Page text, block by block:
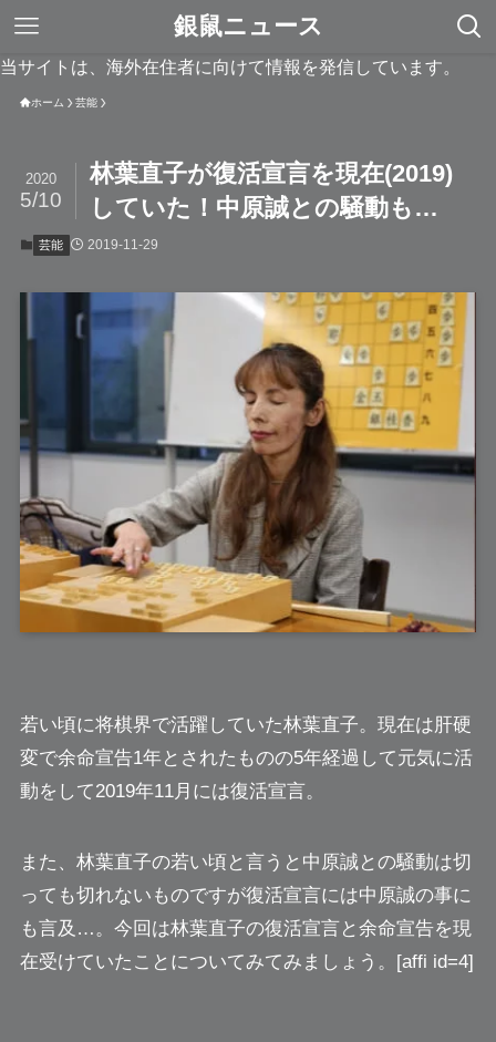
銀鼠ニュース
当サイトは、海外在住者に向けて情報を発信しています。
ホーム 芸能
林葉直子が復活宣言を現在(2019)
していた！中原誠との騒動も…
2020
5/10
芸能 2019-11-29
若い頃に将棋界で活躍していた林葉直子。現在は肝硬
変で余命宣告1年とされたものの5年経過して元気に活
動をして2019年11月には復活宣言。
また、林葉直子の若い頃と言うと中原誠との騒動は切
っても切れないものですが復活宣言には中原誠の事に
も言及…。今回は林葉直子の復活宣言と余命宣告を現
在受けていたことについてみてみましょう。[affi id=4]